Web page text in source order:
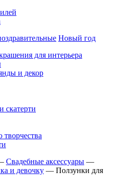
Новый год
для интерьера
и декор
скатерти
творчества
Свадебные аксессуары —
и девочку — Ползунки для